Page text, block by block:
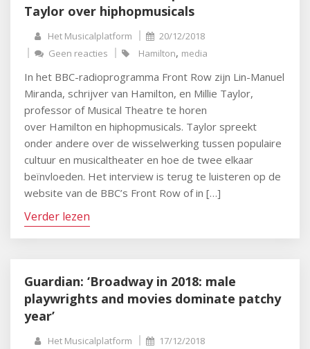
Taylor over hiphopmusicals
Het Musicalplatform
20/12/2018
Geen reacties
Hamilton, media
In het BBC-radioprogramma Front Row zijn Lin-Manuel
Miranda, schrijver van Hamilton, en Millie Taylor,
professor of Musical Theatre te horen
over Hamilton en hiphopmusicals. Taylor spreekt
onder andere over de wisselwerking tussen populaire
cultuur en musicaltheater en hoe de twee elkaar
beïnvloeden. Het interview is terug te luisteren op de
website van de BBC’s Front Row of in […]
Verder lezen
Guardian: ‘Broadway in 2018: male
playwrights and movies dominate patchy
year’
Het Musicalplatform
17/12/2018